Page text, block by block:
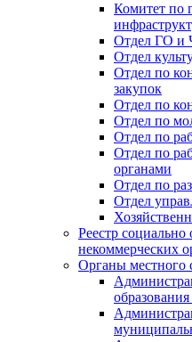
Комитет по
Отдел ГО и
Отдел
Отдел по
закупок
Отдел по
Отдел по
Отдел по
Отдел по
органами
Отдел по
Отдел
Реестр
некоммерческих
Органы местного